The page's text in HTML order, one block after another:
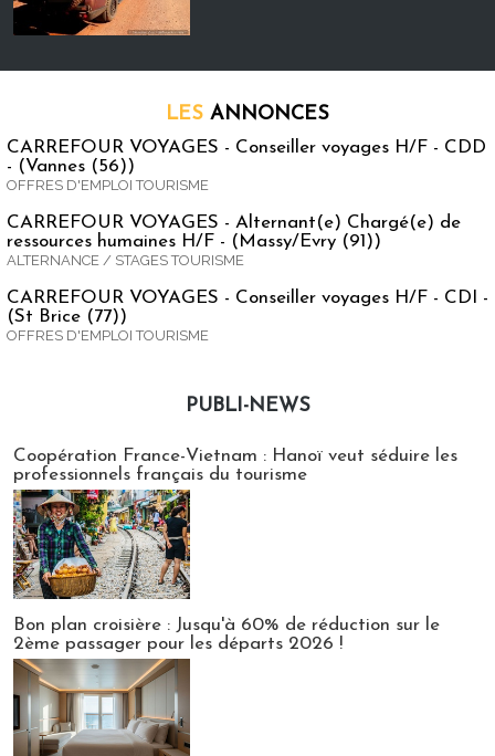
LES ANNONCES
CARREFOUR VOYAGES - Conseiller voyages H/F - CDD
- (Vannes (56))
OFFRES D'EMPLOI TOURISME
CARREFOUR VOYAGES - Alternant(e) Chargé(e) de
ressources humaines H/F - (Massy/Evry (91))
ALTERNANCE / STAGES TOURISME
CARREFOUR VOYAGES - Conseiller voyages H/F - CDI -
(St Brice (77))
OFFRES D'EMPLOI TOURISME
PUBLI-NEWS
Coopération France-Vietnam : Hanoï veut séduire les
professionnels français du tourisme
Bon plan croisière : Jusqu'à 60% de réduction sur le
2ème passager pour les départs 2026 !